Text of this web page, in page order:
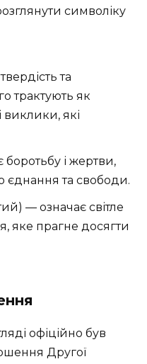
символіку
та
трактують як
виклики, які
і жертви,
єднання та свободи.
— означає світле
яке прагне досягти
офіційно був
Другої